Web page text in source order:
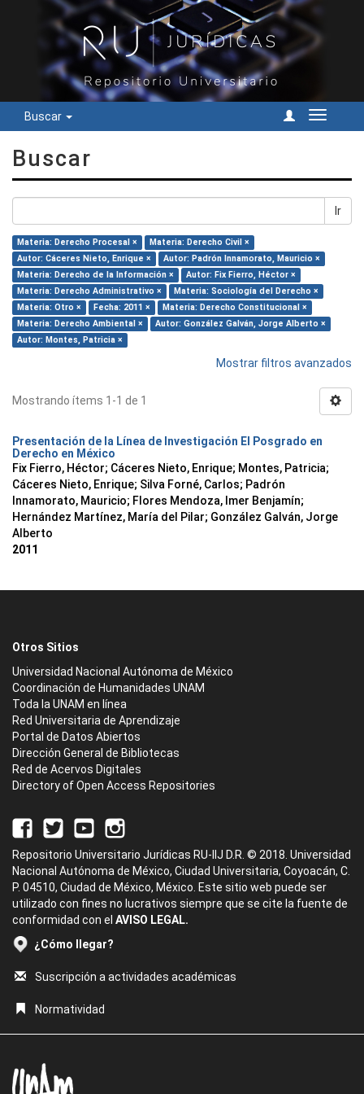
Buscar
Cambiar
Buscar
Ir
Materia: Derecho Procesal ×
Materia: Derecho Civil ×
Autor: Cáceres Nieto, Enrique ×
Autor: Padrón Innamorato, Mauricio ×
Materia: Derecho de la Información ×
Autor: Fix Fierro, Héctor ×
Materia: Derecho Administrativo ×
Materia: Sociología del Derecho ×
Materia: Otro ×
Fecha: 2011 ×
Materia: Derecho Constitucional ×
Materia: Derecho Ambiental ×
Autor: González Galván, Jorge Alberto ×
Autor: Montes, Patricia ×
Mostrar filtros avanzados
Mostrando ítems 1-1 de 1
Presentación de la Línea de Investigación El Posgrado en
Derecho en México
Fix Fierro, Héctor; Cáceres Nieto, Enrique; Montes, Patricia;
Cáceres Nieto, Enrique; Silva Forné, Carlos; Padrón
Innamorato, Mauricio; Flores Mendoza, Imer Benjamín;
Hernández Martínez, María del Pilar; González Galván, Jorge
Alberto
2011
Otros Sitios
Universidad Nacional Autónoma de México
Coordinación de Humanidades UNAM
Toda la UNAM en línea
Red Universitaria de Aprendizaje
Portal de Datos Abiertos
Dirección General de Bibliotecas
Red de Acervos Digitales
Directory of Open Access Repositories
Repositorio Universitario Jurídicas RU-IIJ D.R. © 2018. Universidad
Nacional Autónoma de México, Ciudad Universitaria, Coyoacán, C.
P. 04510, Ciudad de México, México. Este sitio web puede ser
utilizado con fines no lucrativos siempre que se cite la fuente de
conformidad con el AVISO LEGAL.
¿Cómo llegar?
Suscripción a actividades académicas
Normatividad